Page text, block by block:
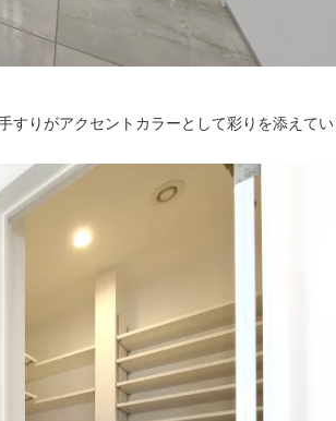
すりがアクセントカラーとして彩りを添えて